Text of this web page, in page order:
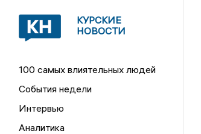
КУРСКИЕ
НОВОСТИ
100 самых влиятельных людей
События недели
Интервью
Аналитика